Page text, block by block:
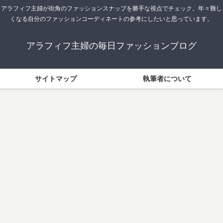
アラフィフ主婦が街角のファッションスナップを勝手な視点でチェック。年々難し
くなる自分のファッションコーディネートの参考にしたいと思っています。
アラフィフ主婦の毎日ファッションブログ
サイトマップ 執筆者について